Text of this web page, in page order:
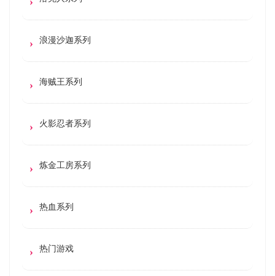
浪漫沙迦系列
海贼王系列
火影忍者系列
炼金工房系列
热血系列
热门游戏